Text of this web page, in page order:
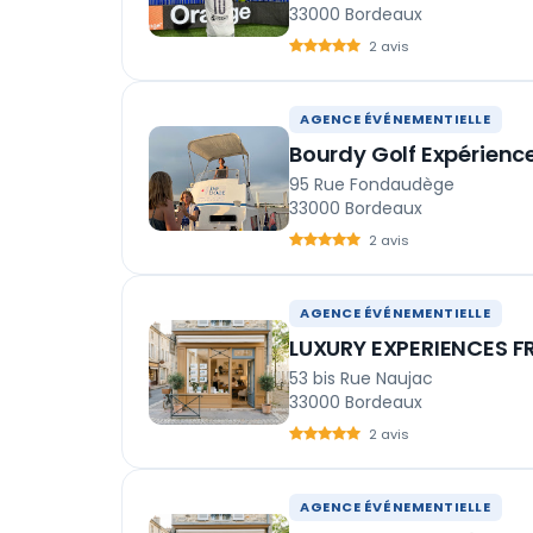
33000 Bordeaux
2 avis
AGENCE ÉVÉNEMENTIELLE
Bourdy Golf
95 Rue Fondaudège
33000 Bordeaux
2 avis
AGENCE ÉVÉNEMENTIELLE
LUXURY EXPERIENCES
53 bis Rue Naujac
33000 Bordeaux
2 avis
AGENCE ÉVÉNEMENTIELLE